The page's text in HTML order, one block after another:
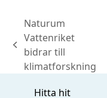
previous
post:
Naturum
Vattenriket
bidrar till
klimatforskning
Hitta hit